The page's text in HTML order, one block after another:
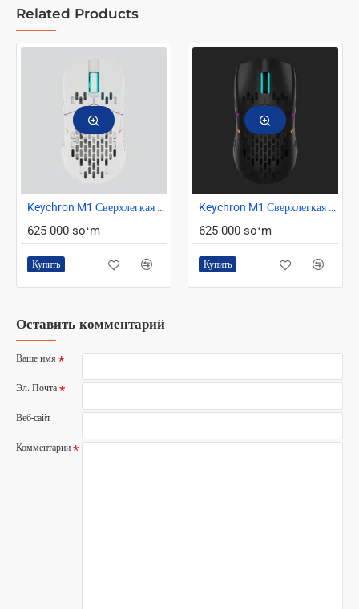
Related Products
Keychron M1 Сверхлегкая оптическая мышь белый
625 000 soʻm
Купить
Keychron M1 Сверхлегкая оптическая мышь черный
625 000 soʻm
Купить
Оставить комментарий
Ваше имя
Эл. Почта
Веб-сайт
Комментарии